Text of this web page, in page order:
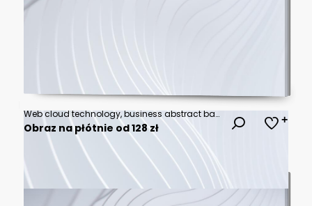
Web cloud technology, business abstract background.
Obraz na płótnie od 128 zł